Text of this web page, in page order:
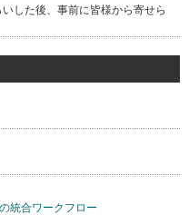
した後、事前に皆様から寄せら
統合ワークフロー